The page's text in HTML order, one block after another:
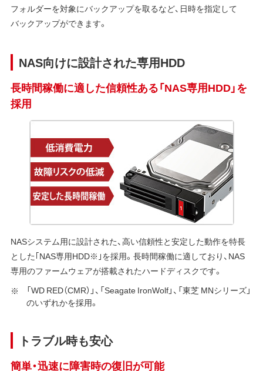
フォルダーを対象にバックアップを取るなど、日時を指定して
バックアップができます。
NAS向けに設計された専用HDD
長時間稼働に適した信頼性ある「NAS専用HDD」を
採用
NASシステム用に設計された、高い信頼性と安定した動作を特長
とした｢NAS専用HDD※｣を採用。長時間稼働に適しており、NAS
専用のファームウェアが搭載されたハードディスクです。
「WD RED（CMR）」、「Seagate IronWolf」、「東芝 MNシリーズ」
のいずれかを採用。
トラブル時も安心
簡単・迅速に障害時の復旧が可能